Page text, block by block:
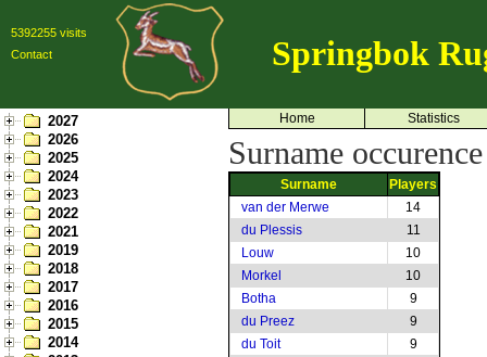
5392255 visits
Contact
Springbok
2027
2026
2025
2024
2023
2022
2021
2019
2018
2017
2016
2015
2014
Home Statistics
Surname occurence
Surname
Players
van der Merwe
14
du Plessis
11
Louw
10
Morkel
10
Botha
9
du Preez
9
du Toit
9